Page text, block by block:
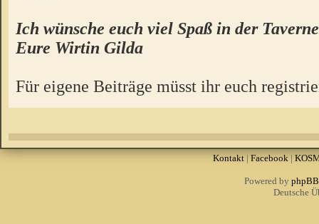
Ich wünsche euch viel Spaß in der
Eure Wirtin Gilda
Für eigene Beiträge müsst ihr euch
Kontakt| Facebook |
Powered by phpBB
Deutsche